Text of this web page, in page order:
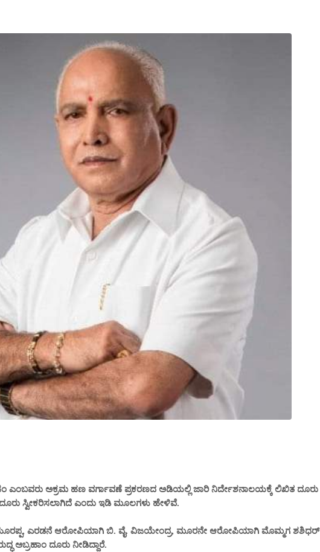
ಎಂಬವರು ಅಕ್ರಮ ಹಣ ವರ್ಗಾವಣೆ ಪ್ರಕರಣದ ಅಡಿಯಲ್ಲಿ ಜಾರಿ ನಿರ್ದೇಶನಾಲಯಕ್ಕೆ ಲಿಖಿತ ದೂರು
ಸ್ವೀಕರಿಸಲಾಗಿದೆ ಎಂದು ಇಡಿ ಮೂಲಗಳು ಹೇಳಿವೆ.
ಎರಡನೆ ಆರೋಪಿಯಾಗಿ ಬಿ. ವೈ. ವಿಜಯೇಂದ್ರ, ಮೂರನೇ ಆರೋಪಿಯಾಗಿ ಮೊಮ್ಮಗ ಶಶಿಧರ್
ಅಬ್ರಹಾಂ ದೂರು ನೀಡಿದ್ದಾರೆ.